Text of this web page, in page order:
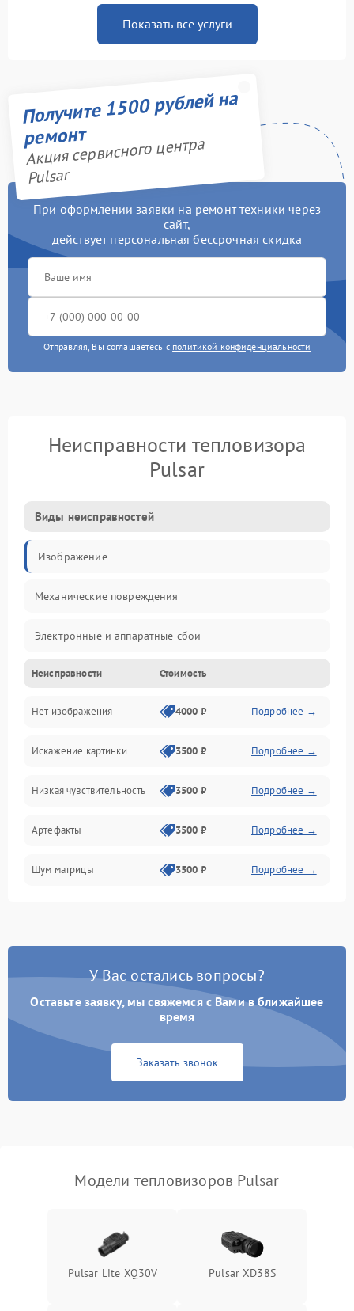
Показать все услуги
Получите 1500 рублей на
ремонт
Акция сервисного центра
Pulsar
При оформлении заявки на ремонт техники через
сайт,
действует персональная бессрочная скидка
Отправляя, Вы соглашаетесь с политикой конфиденциальности
Неисправности тепловизора
Pulsar
Виды неисправностей
Изображение
Механические повреждения
Электронные и аппаратные сбои
Неисправности сенсора и оптики
Программные ошибки
Электропитание
Измерения
Матрица
Проблемы питания
Проблемы с объективом
Неисправности Стоимость
Нет изображения 4000 ₽ Подробнее →
Искажение картинки 3500 ₽ Подробнее →
Низкая чувствительность 3500 ₽ Подробнее →
Артефакты 3500 ₽ Подробнее →
Шум матрицы 3500 ₽ Подробнее →
У Вас остались вопросы?
Оставьте заявку, мы свяжемся с Вами в ближайшее
время
Заказать звонок
Модели тепловизоров Pulsar
Pulsar Lite XQ30V Pulsar XD38S